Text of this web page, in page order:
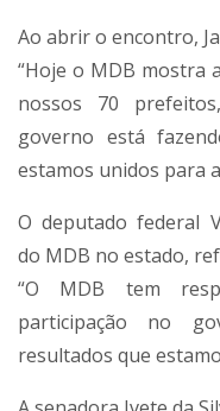
Ao abrir o encontro,
“Hoje o MDB mostra
nossos 70
governo está
estamos unidos para
O deputado federal
do MDB no estado,
“O MDB tem
participação no
resultados que